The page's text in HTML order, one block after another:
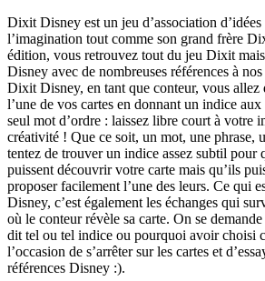
Dixit Disney est un jeu d’association
l’imagination tout comme son grand frère
édition, vous retrouvez tout du jeu Dixit
Disney avec de nombreuses références à
Dixit Disney, en tant que conteur, vous
l’une de vos cartes en donnant un indice
seul mot d’ordre : laissez libre court à votre
créativité ! Que ce soit, un mot, une phrase,
tentez de trouver un indice assez subtil pour
puissent découvrir votre carte mais qu’ils
proposer facilement l’une des leurs. Ce qui
Disney, c’est également les échanges qui
où le conteur révèle sa carte. On se
dit tel ou tel indice ou pourquoi avoir choisi
l’occasion de s’arrêter sur les cartes et
références Disney :).